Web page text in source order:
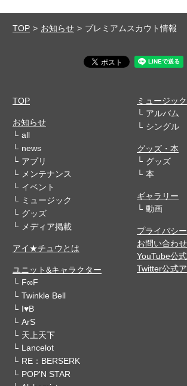
TOP お知らせ プレミアムスカウト情報
TOP
お知らせ
all
news
アプリ
メンテナンス
イベント
ミュージック
グッズ
メディア掲載
アイ★チュウとは
ユニット&キャラクター
F∞F
Twinkle Bell
I♥B
ArS
天上天下
Lancelot
RE：BERSERK
POP'N STAR
ミュージック
アルバム
シングル
グッズ・本
グッズ
本
ギャラリー
動画
プライバシ
お問い合わせ
YouTube公
Twitter公式